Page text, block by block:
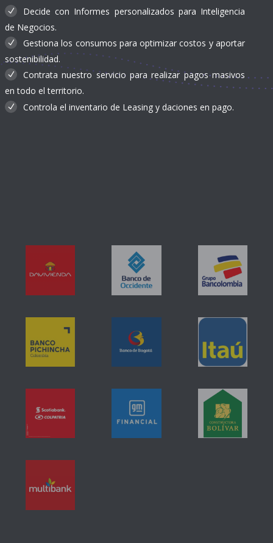
Decide con Informes personalizados para Inteligencia
de Negocios.
Gestiona los consumos para optimizar costos y aportar
sostenibilidad.
Contrata nuestro servicio para realizar pagos masivos
en todo el territorio.
Controla el inventario de Leasing y daciones en pago.